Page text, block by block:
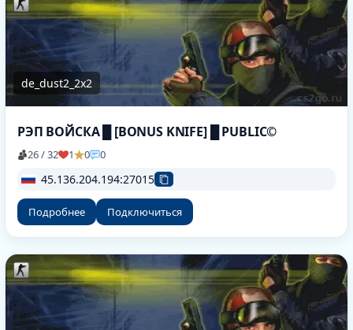
de_dust2_2x2
РЭП ВОЙСКА █ [BONUS KNIFE] █ PUBLIC©
26 / 32 1 0 0
45.136.204.194:27015
Подробнее Подключиться